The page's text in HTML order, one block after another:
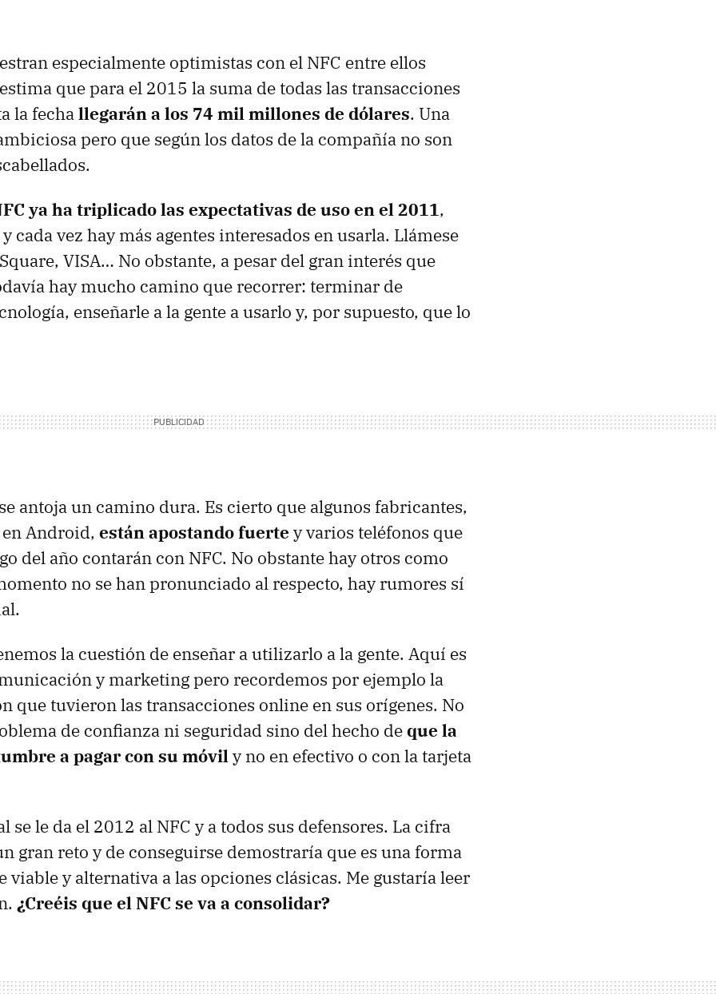
especialmente optimistas con el NFC entre ellos
que para el 2015 la suma de todas las transacciones
la fechallegarán a los 74 mil millones de dólares. Una
pero que según los datos de la compañía no son
ya ha triplicado las expectativas de uso en el 2011,
cada vez hay más agentes interesados en usarla. Llámese
VISA… No obstante, a pesar del gran interés que
hay mucho camino que recorrer: terminar de
enseñarle a la gente a usarlo y, por supuesto, que lo
antoja un camino dura. Es cierto que algunos fabricantes,
Android, están apostando fuerte y varios teléfonos que
del año contarán con NFC. No obstante hay otros como
no se han pronunciado al respecto, hay rumores sí
la cuestión de enseñar a utilizarlo a la gente. Aquí es
y marketing pero recordemos por ejemplo la
que tuvieron las transacciones online en sus orígenes. No
de confianza ni seguridad sino del hecho deque la
a pagar con su móvily no en efectivo o con la tarjeta
se le da el 2012 al NFC y a todos sus defensores. La cifra
gran reto y de conseguirse demostraría que es una forma
viable y alternativa a las opciones clásicas. Me gustaría leer
¿Creéis que elNFC se va a consolidar?